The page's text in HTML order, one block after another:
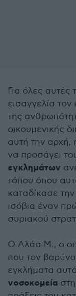
Για όλες αυτές
εισαγγελία
της
οικουμενικής
αυτή την αρχή,
να προσάγει
εγκλημάτων
τόπου όπου
καταδίκασε
ισόβια έναν
συριακού
Ο Αλάα Μ., ο
που τον
εγκλήματα
νοσοκομεία